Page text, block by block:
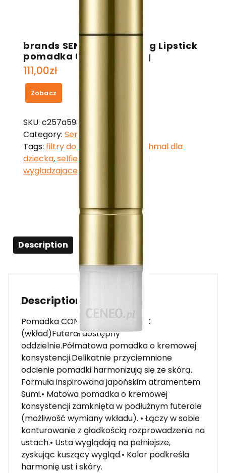
brands SENSAI Contouring Lipstick
pomadka 07 Pale Pink 2g
111,00zł
Zobacz
SKU: c257a5938164
Category: Sensai
Tags: filtry do czajnika dafi
krochmal dla
dziecka,selfie project be strong
wygładzające serum do włosów
Description
Description
Pomadka CONTOURING LIPSTICK
(wkład)Futerał dostępny
oddzielnie.Półmatowa pomadka o kremowej
konsystencji.Delikatnie przyciemnione
odcienie pomadki harmonizują się ze skórą.
Formuła inspirowana japońskim atramentem
Sumi.• Matowa pomadka o kremowej
konsystencji zamknięta w podłużnym futerale
(możliwość wymiany wkładu). • Łączy w sobie
konturowanie z gładkością rozprowadzenia na
ustach.• Usta wyglądają na pełniejsze,
zyskując kuszący wygląd.• Kolor podkreśla
harmonię ust i skóry.